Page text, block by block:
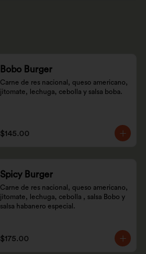
Bobo Burger
Carne de res nacional, queso americano,
jitomate, lechuga, cebolla y salsa boba.
$145.00
Spicy Burger
Carne de res nacional, queso americano,
jitomate, lechuga, cebolla , salsa Bobo y
salsa habanero especial.
$175.00